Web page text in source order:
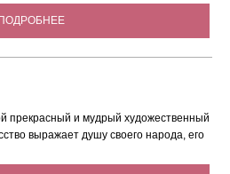
ПОДРОБНЕЕ
прекрасный и мудрый художественный
выражает душу своего народа, его